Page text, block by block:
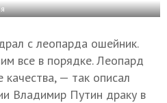
с леопарда ошейник.
все в порядке. Леопард
качества, — так описал
Владимир Путин драку в